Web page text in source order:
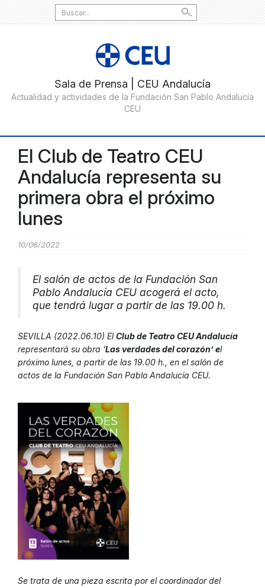
Search
for:
El Club de Teatro CEU
Andalucía representa su
primera obra el próximo
lunes
10/06/2022
El salón de actos de la Fundación San
Pablo Andalucía CEU acogerá el acto,
que tendrá lugar a partir de las 19.00 h.
SEVILLA (2022.06.10) ElClub de Teatro CEU Andalucía
representará su obra ‘Las verdades del corazón’ el
próximo lunes, a partir de las 19.00 h., en el salón de
actos de la Fundación San Pablo Andalucía CEU.
Se trata de una pieza escrita por el coordinador del